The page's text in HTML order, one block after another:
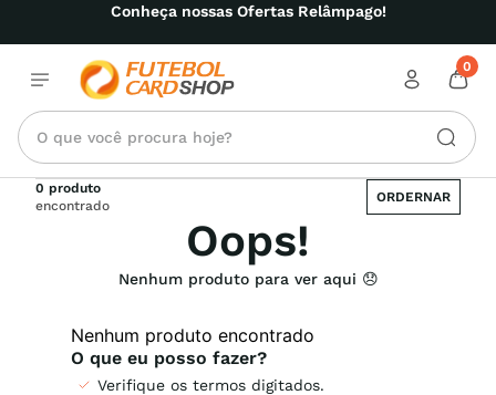
Conheça nossas Ofertas Relâmpago!
0
O que você procura hoje?
0 produto
encontrado
ORDERNAR
Oops!
Nenhum produto encontrado
Verifique os termos digitados.